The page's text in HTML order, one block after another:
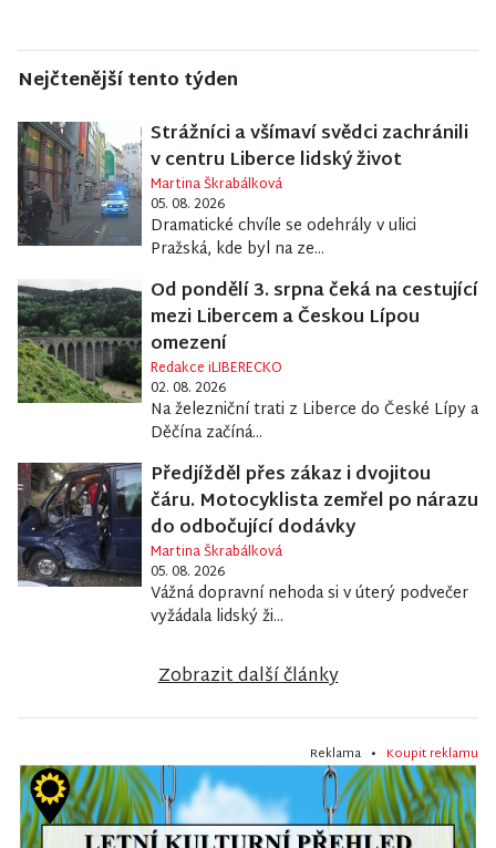
Nejčtenější tento týden
Strážníci a všímaví svědci zachránili
v centru Liberce lidský život
Martina Škrabálková
05. 08. 2026
Dramatické chvíle se odehrály v ulici
Pražská, kde byl na ze...
Od pondělí 3. srpna čeká na cestující
mezi Libercem a Českou Lípou
omezení
Redakce iLIBERECKO
02. 08. 2026
Na železniční trati z Liberce do České Lípy a
Děčína začíná...
Předjížděl přes zákaz i dvojitou
čáru. Motocyklista zemřel po nárazu
do odbočující dodávky
Martina Škrabálková
05. 08. 2026
Vážná dopravní nehoda si v úterý podvečer
vyžádala lidský ži...
Zobrazit další články
Reklama • Koupit reklamu